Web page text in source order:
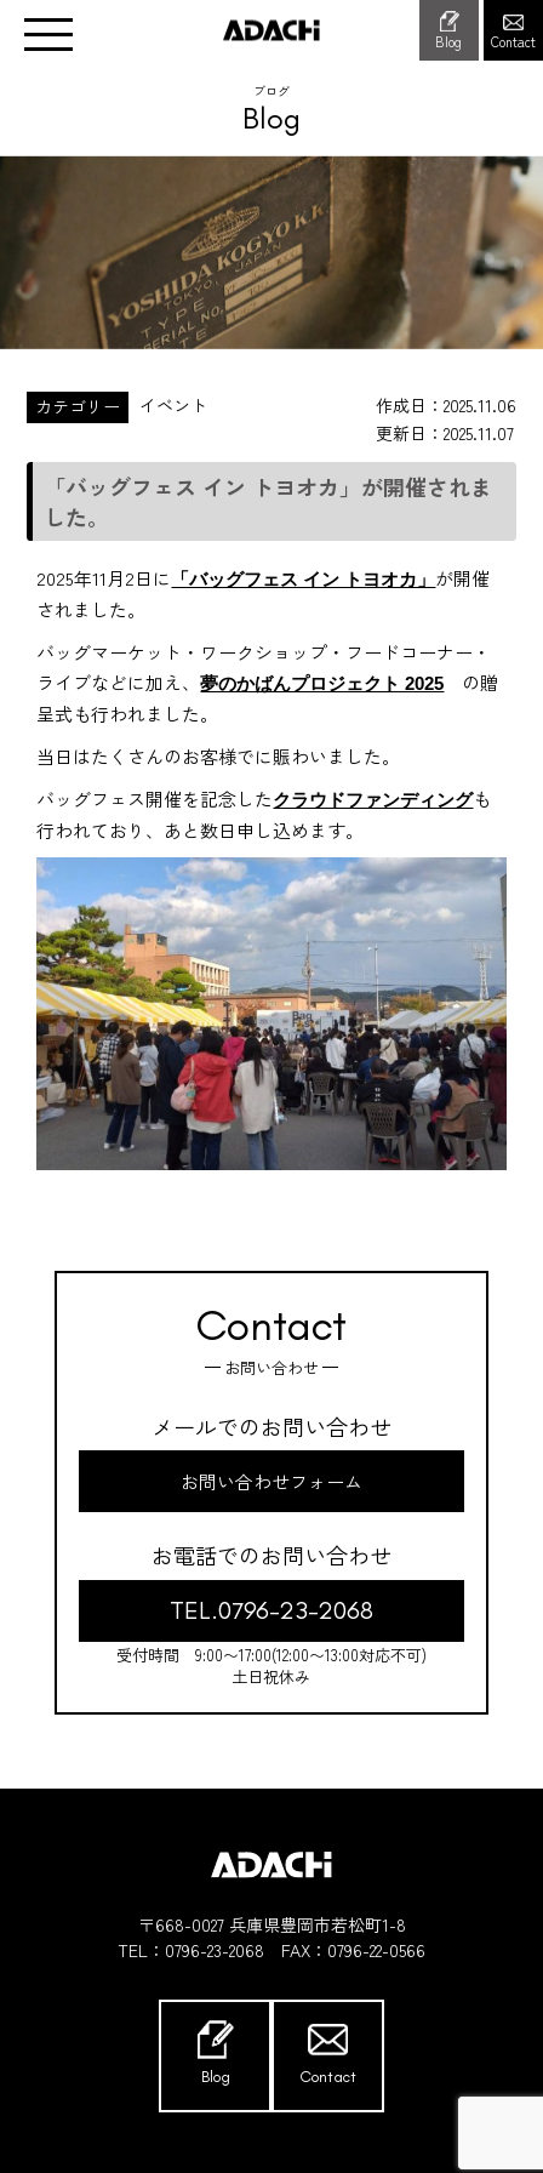
Blog Contact
ブログ
Blog
カテゴリー イベント 作成日
2025.11.06
更新日
2025.11.07
「バッグフェス イン トヨオカ」が開催されま
した。
2025年11月2日に 「バッグフェス イン トヨオカ」 が開催
されました。
バッグマーケット・ワークショップ・フードコーナー・
ライブなどに加え、夢のかばんプロジェクト 2025
の贈
呈式も行われました。
当日はたくさんのお客様でに賑わいました。
バッグフェス開催を記念したクラウドファンディングも
行われており、あと数日申し込めます。
Contact
お問い合わせ
メールでのお問い合わせ
お問い合わせフォーム
お電話でのお問い合わせ
TEL.0796-23-2068
受付時間 9:00〜17:00(12:00〜13:00対応不可)
土日祝休み
〒668-0027 兵庫県豊岡市若松町1-8
TEL： 0796-23-2068 FAX：0796-22-0566
Blog Contact